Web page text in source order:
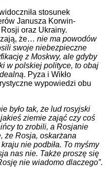
stosunek
Janusza Korwin-
oraz Ukrainy.
że… nie ma powodów
swoje niebezpieczne
z Moskwy, ale gdyby
w polskiej polityce, to obaj
. Pyza i Wikło
wypowiedzi obu
było tak, że lud rosyjski
ziemie zająć czy coś
to zrobili, a Rosjanie
że Rosja, oskarżana
nie podbiła. To myśmy
nas nie. Także proszę się
nie wiadomo dlaczego”.